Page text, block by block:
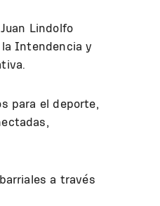
Lindolfo
Intendencia y
para el deporte,
a través